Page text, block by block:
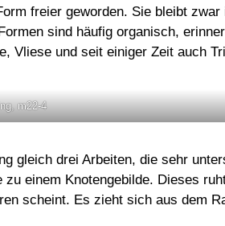
freier geworden. Sie bleibt
sind häufig organisch,
Vliese und seit einiger Zeit auch
m22-4
gleich drei Arbeiten, die sehr
einem Knotengebilde. Dieses
scheint. Es zieht sich aus dem